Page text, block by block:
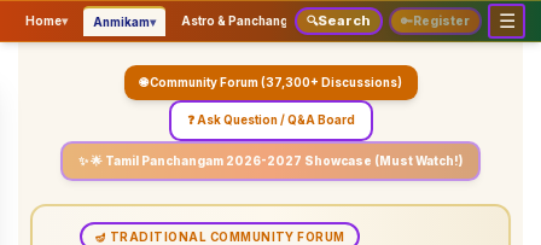
Home▾ Anmikam▾ Astro & Panchangam▾ Vaidhikam & Sastram▾
🔍Search 🔑Register ☰
🌐 Community Forum (37,300+ Discussions)
❓ Ask Question / Q&A Board
✨ 🌟 Tamil Panchangam 2026-2027 Showcase (Must Watch!)
🪔 TRADITIONAL COMMUNITY FORUM